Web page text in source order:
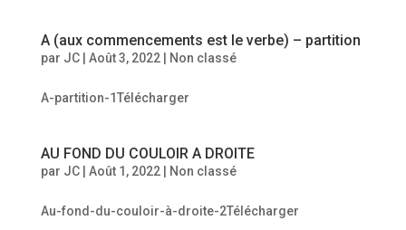
A (aux commencements est le verbe) – partition
par JC| Août 3, 2022| Non classé
A-partition-1Télécharger
AU FOND DU COULOIR A DROITE
par JC| Août 1, 2022| Non classé
Au-fond-du-couloir-à-droite-2Télécharger